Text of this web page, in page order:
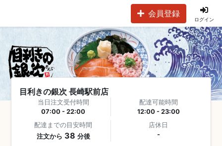
会員登録
ログイン
目利きの銀次 長崎駅前店
当日注文受付時間
07:00 - 22:00
配達可能時間
12:00 - 23:00
配達までの目安時間
注文から 38 分後
店休日
-